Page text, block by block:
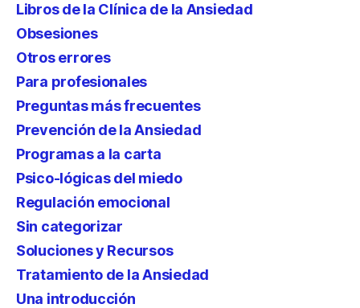
Libros de la Clínica de la Ansiedad
Obsesiones
Otros errores
Para profesionales
Preguntas más frecuentes
Prevención de la Ansiedad
Programas a la carta
Psico-lógicas del miedo
Regulación emocional
Sin categorizar
Soluciones y Recursos
Tratamiento de la Ansiedad
Una introducción